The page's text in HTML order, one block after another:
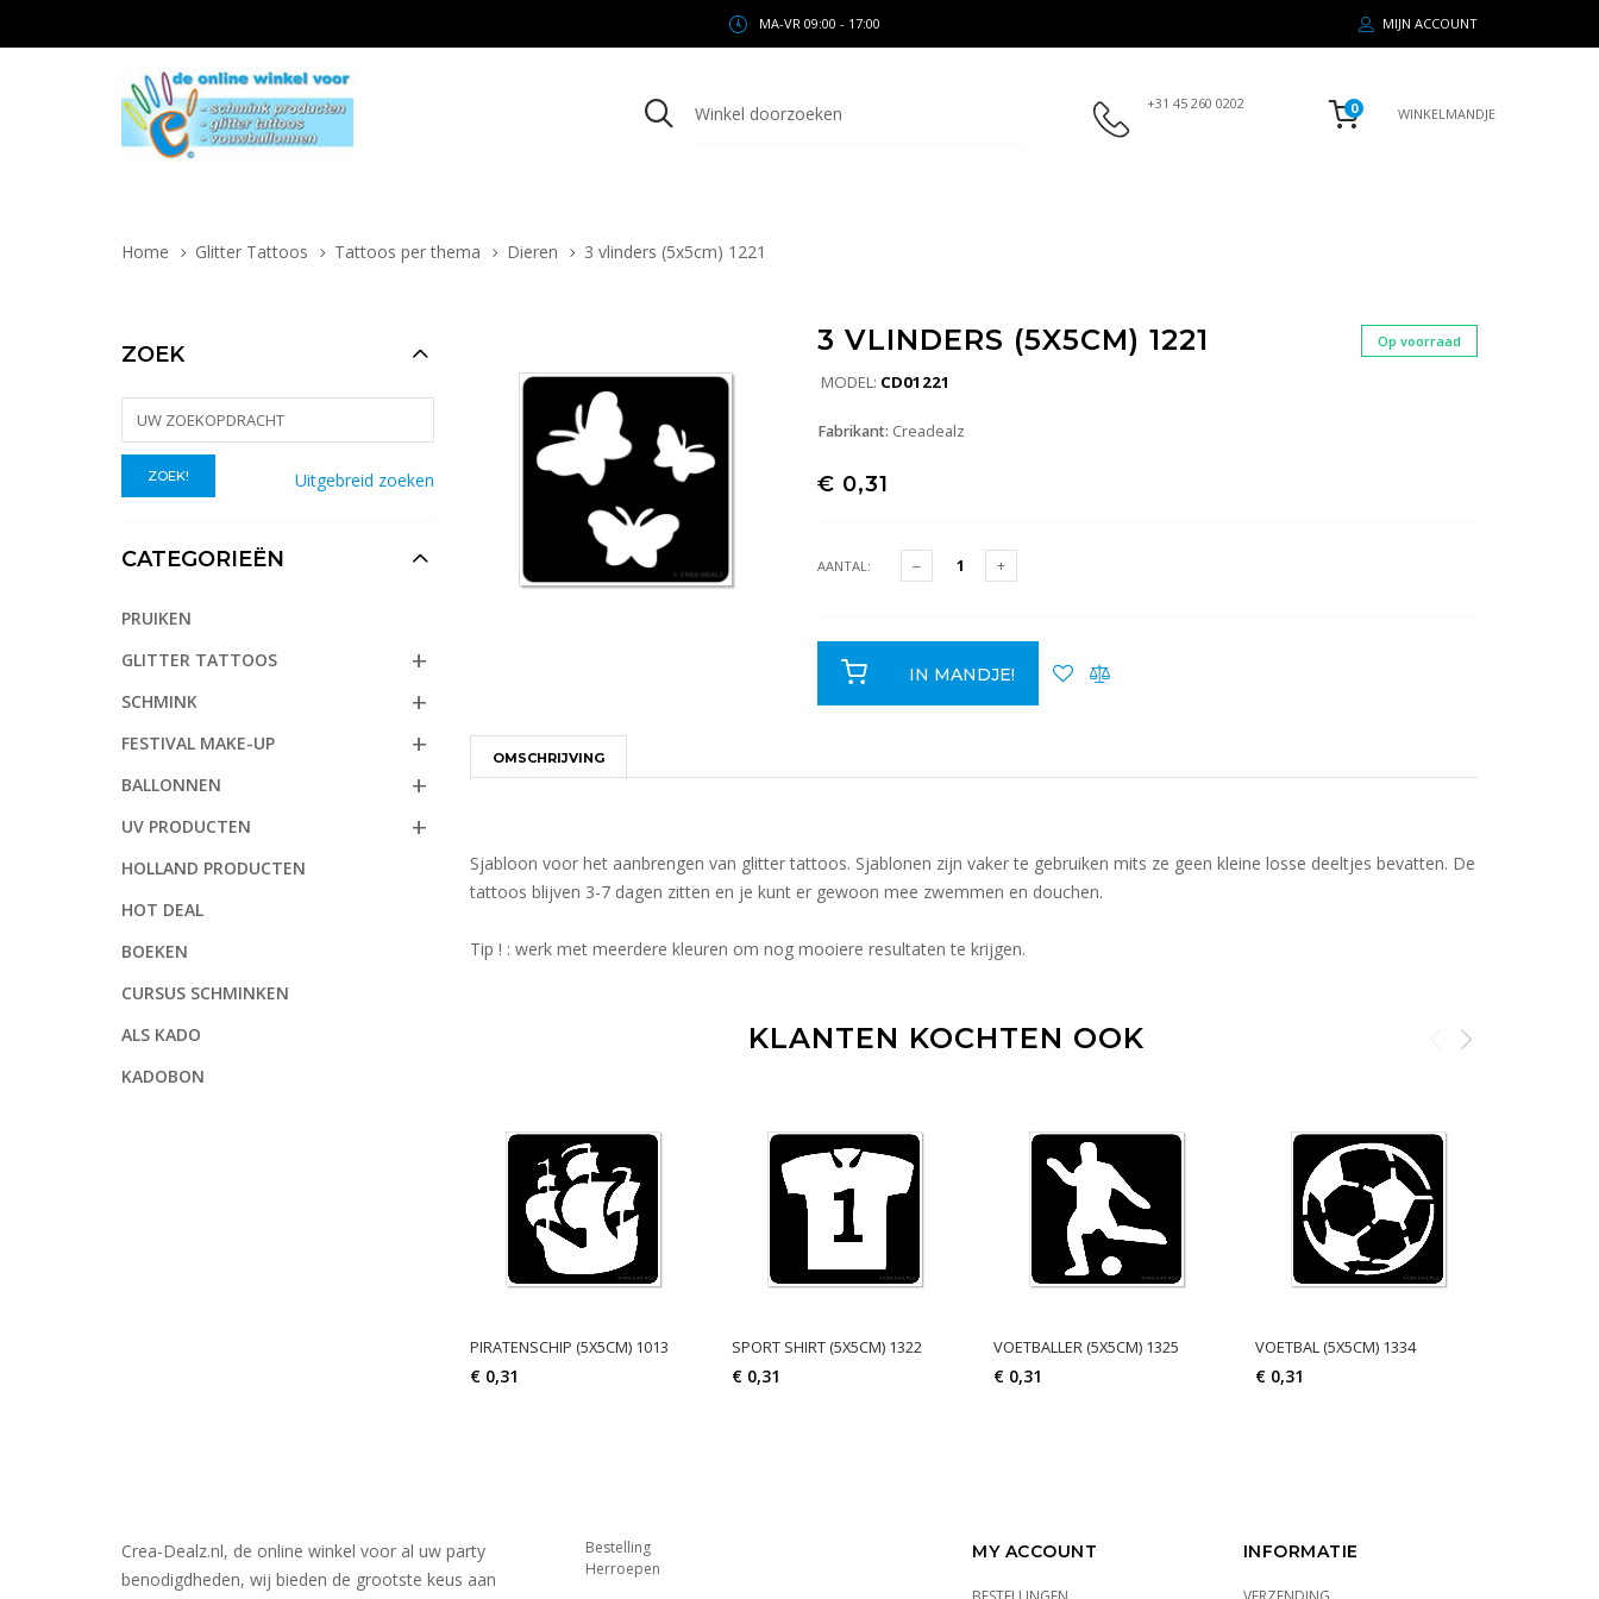
MA-VR 09:00 - 17:00 MIJN ACCOUNT
+31 45 260 0202 0 WINKELMANDJE
Home Glitter Tattoos Tattoos per thema Dieren 3 vlinders (5x5cm) 1221
3 VLINDERS (5X5CM) 1221 Op voorraad
MODEL: CD01221
Fabrikant: Creadealz
€ 0,31
AANTAL:
IN MANDJE!
OMSCHRIJVING
Sjabloon voor het aanbrengen van glitter tattoos. Sjablonen zijn vaker te gebruiken mits ze geen kleine losse deeltjes bevatten. De
tattoos blijven 3-7 dagen zitten en je kunt er gewoon mee zwemmen en douchen.
Tip ! : werk met meerdere kleuren om nog mooiere resultaten te krijgen.
KLANTEN KOCHTEN OOK
PIRATENSCHIP (5X5CM) 1013
€ 0,31
SPORT SHIRT (5X5CM) 1322
€ 0,31
VOETBALLER (5X5CM) 1325
€ 0,31
VOETBAL (5X5CM) 1334
€ 0,31
ZOEK
Uitgebreid zoeken
CATEGORIEËN
PRUIKEN
GLITTER TATTOOS
SCHMINK
FESTIVAL MAKE-UP
BALLONNEN
UV PRODUCTEN
HOLLAND PRODUCTEN
HOT DEAL
BOEKEN
CURSUS SCHMINKEN
ALS KADO
KADOBON
Crea-Dealz.nl, de online winkel voor al uw party
benodigdheden, wij bieden de grootste keus aan
Bestelling
Herroepen
MY ACCOUNT INFORMATIE